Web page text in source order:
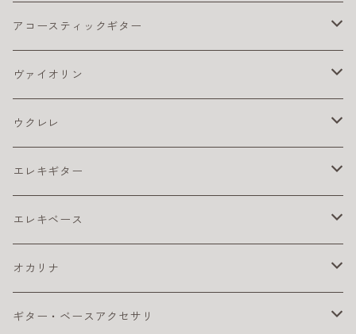
アコースティックギター
アコギ アクセサリ
アコギ チューナー
アコギ ピックアップ
アコギ アンプ
アコギ 弦
アコギ弦 お買得パック
コーティング弦
アコギ本体
おとなにおすすめのアコギ
ライブにおすすめのアコギ
ヴァイオリン
バイオリン弦
4/4
松脂
ウクレレ
ウクレレ アクセサリ
ウクレレ チューナー
ウクレレ ピックアップ
ウクレレベース
コンサート・ウクレレ
ウクレレ初心者セット
ソプラノ ウクレレ
エレキギター
エレキ アクセサリ
カポ
ギター チューナー
エレキ アンプ
エレキ エフェクター
エレキベース
ベース アクセサリ
クリーナー・ワックス
ベース エフェクター
オカリナ
アルト
ギター・ベースアクセサリ